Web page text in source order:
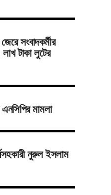
সংবাদকর্মীর
টাকা লুটের
মামলা
নুরুল ইসলাম